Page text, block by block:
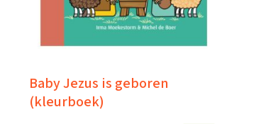
Baby Jezus is geboren
(kleurboek)